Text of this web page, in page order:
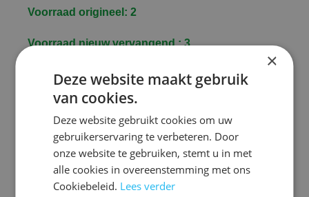
Voorraad origineel: 2
Voorraad nieuw vervangend : 3
De vervangende is een kopie van de originele met
precies dezelfde functies
maar een ander uiterlijk en is speciaal voor dit
model gemaakt en werkt ook
alleen op dit merk en model. ( zie foto 2 )
U hoeft de afstandsbediening NIET te
programmeren!
Het werkt direct
×
Deze website maakt gebruik
van cookies.
Deze website gebruikt cookies om uw
gebruikerservaring te verbeteren. Door
onze website te gebruiken, stemt u in met
alle cookies in overeenstemming met ons
Cookiebeleid. Lees verder